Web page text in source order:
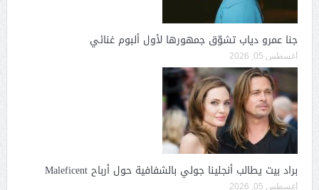
جنا عمرو دياب تشوّق جمهورها لأول ألبوم غنائي
أغسطس 05, 2026
براد بيت يطالب أنجلينا جولي بالشفافية حول أرباح Maleficent
أغسطس 05, 2026